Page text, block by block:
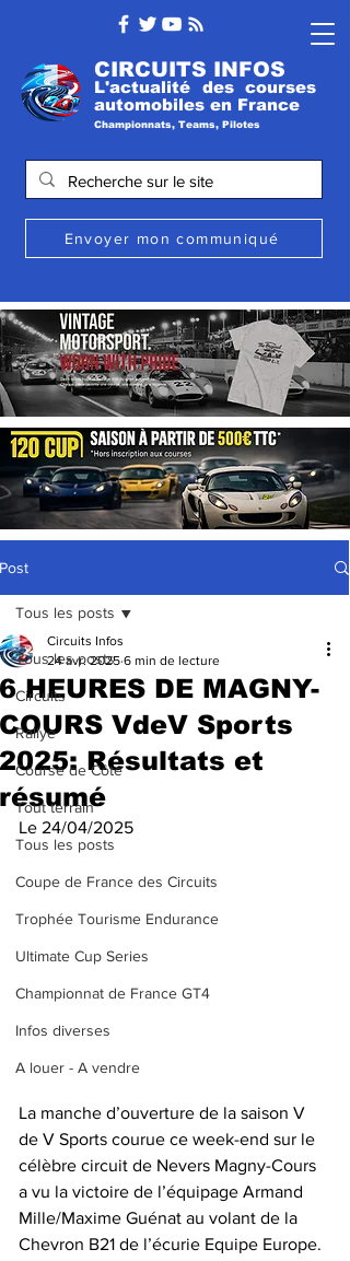
CIRCUITS INFOS
L'actualité des courses
automobiles en France
Championnats, Teams, Pilotes
Envoyer mon communiqué
Post
Tous les posts
Circuits
Rallye
Course de Côte
Tout terrain
Tous les posts
Coupe de France des Circuits
Trophée Tourisme Endurance
Ultimate Cup Series
Championnat de France GT4
Infos diverses
A louer - A vendre
Tous les posts
6 HEURES DE MAGNY-
COURS VdeV Sports
2025: Résultats et
résumé
Circuits Infos
24 avr. 2025 6 min de lecture
Le 24/04/2025
La manche d’ouverture de la saison V
de V Sports courue ce week-end sur le
célèbre circuit de Nevers Magny-Cours
a vu la victoire de l’équipage Armand
Mille/Maxime Guénat au volant de la
Chevron B21 de l’écurie Equipe Europe.